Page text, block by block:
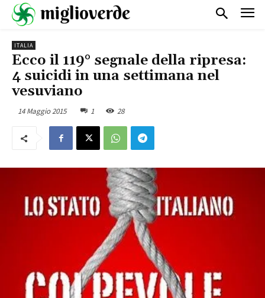
ITALIA
Ecco il 119° segnale della ripresa:
4 suicidi in una settimana nel
vesuviano
14 Maggio 2015 1 28